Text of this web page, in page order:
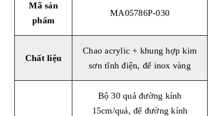
Mã sản
phẩm
MA05786P-030
Chất liệu
Chao acrylic + khung hợp kim
sơn tĩnh điện, đế inox vàng
Bộ 30 quả đường kính
15cm/quả, đế đường kính